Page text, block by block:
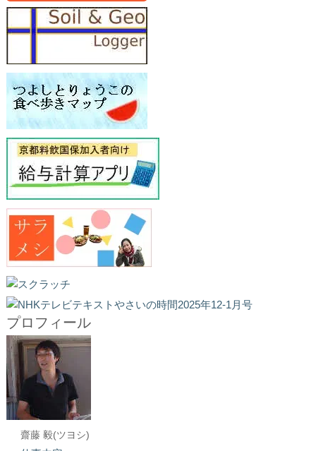
プロフィール
齋藤 毅(ツヨシ)